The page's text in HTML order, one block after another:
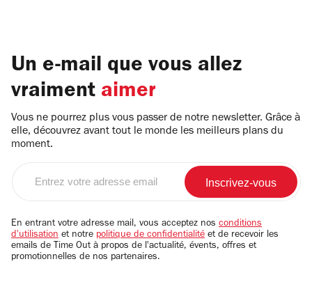
Un e-mail que vous allez
vraiment aimer
Vous ne pourrez plus vous passer de notre newsletter. Grâce à
elle, découvrez avant tout le monde les meilleurs plans du
moment.
email
En entrant votre adresse mail, vous acceptez nos conditions
d'utilisation et notre politique de confidentialité et de recevoir les
emails de Time Out à propos de l'actualité, évents, offres et
promotionnelles de nos partenaires.